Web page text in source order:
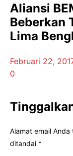
Aliansi
Beberkan
Lima
Februari 22,
0
Alamat email
ditandai *